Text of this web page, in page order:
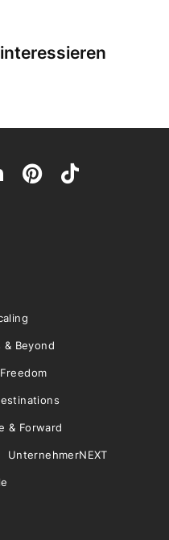
& Beyond
& Forward
UnternehmerNEXT